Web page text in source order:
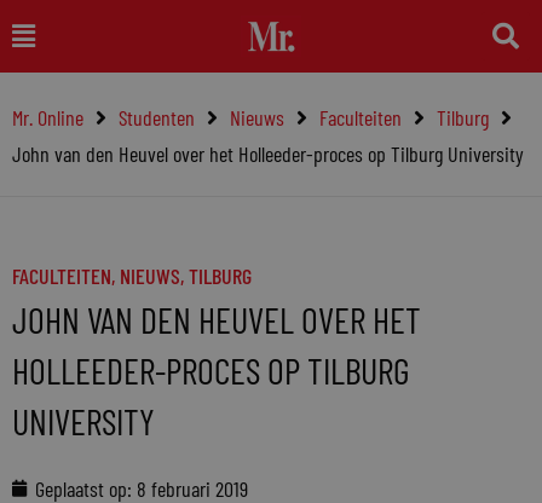
naar
inhoud
Main
Menu
Mr. Online Studenten Nieuws Faculteiten
Tilburg
John van den Heuvel over het Holleeder-proces op Tilburg University
FACULTEITEN, NIEUWS,TILBURG
JOHN VAN DEN HEUVEL OVER HET
HOLLEEDER-PROCES OP TILBURG
UNIVERSITY
Geplaatst op: 8 februari 2019